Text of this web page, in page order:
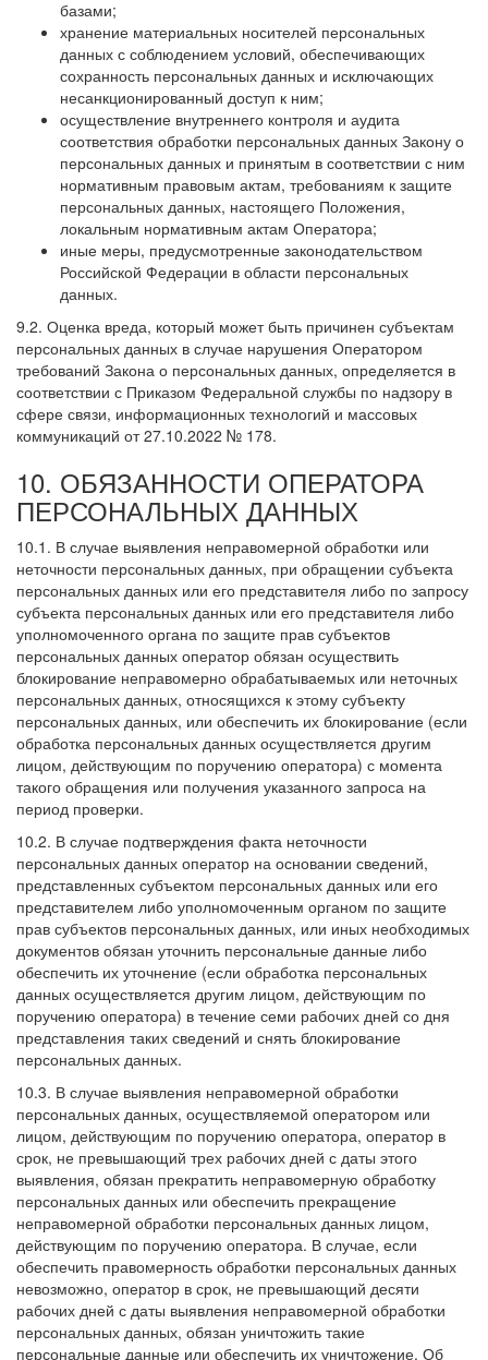
базами;
хранение материальных носителей персональных
данных с соблюдением условий, обеспечивающих
сохранность персональных данных и исключающих
несанкционированный доступ к ним;
осуществление внутреннего контроля и аудита
соответствия обработки персональных данных Закону о
персональных данных и принятым в соответствии с ним
нормативным правовым актам, требованиям к защите
персональных данных, настоящего Положения,
локальным нормативным актам Оператора;
иные меры, предусмотренные законодательством
Российской Федерации в области персональных
данных.
9.2. Оценка вреда, который может быть причинен субъектам
персональных данных в случае нарушения Оператором
требований Закона о персональных данных, определяется в
соответствии с Приказом Федеральной службы по надзору в
сфере связи, информационных технологий и массовых
коммуникаций от 27.10.2022 № 178.
10. ОБЯЗАННОСТИ ОПЕРАТОРА
ПЕРСОНАЛЬНЫХ ДАННЫХ
10.1. В случае выявления неправомерной обработки или
неточности персональных данных, при обращении субъекта
персональных данных или его представителя либо по запросу
субъекта персональных данных или его представителя либо
уполномоченного органа по защите прав субъектов
персональных данных оператор обязан осуществить
блокирование неправомерно обрабатываемых или неточных
персональных данных, относящихся к этому субъекту
персональных данных, или обеспечить их блокирование (если
обработка персональных данных осуществляется другим
лицом, действующим по поручению оператора) с момента
такого обращения или получения указанного запроса на
период проверки.
10.2. В случае подтверждения факта неточности
персональных данных оператор на основании сведений,
представленных субъектом персональных данных или его
представителем либо уполномоченным органом по защите
прав субъектов персональных данных, или иных необходимых
документов обязан уточнить персональные данные либо
обеспечить их уточнение (если обработка персональных
данных осуществляется другим лицом, действующим по
поручению оператора) в течение семи рабочих дней со дня
представления таких сведений и снять блокирование
персональных данных.
10.3. В случае выявления неправомерной обработки
персональных данных, осуществляемой оператором или
лицом, действующим по поручению оператора, оператор в
срок, не превышающий трех рабочих дней с даты этого
выявления, обязан прекратить неправомерную обработку
персональных данных или обеспечить прекращение
неправомерной обработки персональных данных лицом,
действующим по поручению оператора. В случае, если
обеспечить правомерность обработки персональных данных
невозможно, оператор в срок, не превышающий десяти
рабочих дней с даты выявления неправомерной обработки
персональных данных, обязан уничтожить такие
персональные данные или обеспечить их уничтожение. Об